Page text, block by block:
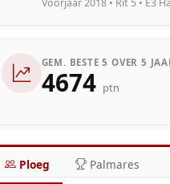
Voorjaar 2018 • Rit 5 • E3
GEM. BESTE 5 OVER 5
4674 ptn
Ploeg Palmares